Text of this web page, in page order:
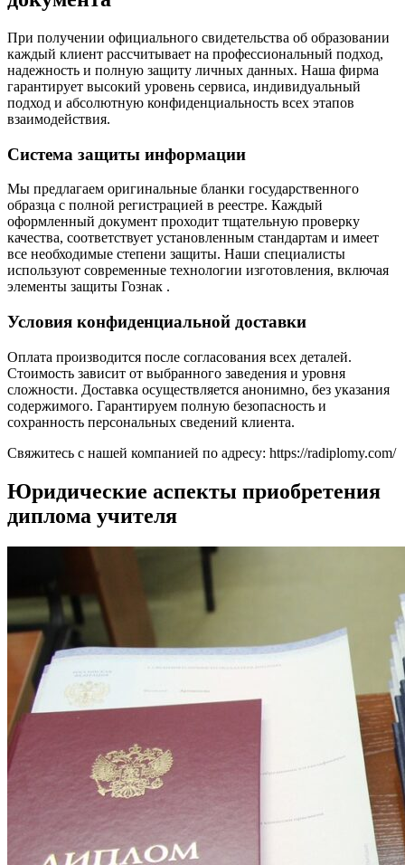
При получении официального свидетельства об образовании
каждый клиент рассчитывает на профессиональный подход,
надежность и полную защиту личных данных. Наша фирма
гарантирует высокий уровень сервиса, индивидуальный
подход и абсолютную конфиденциальность всех этапов
взаимодействия.
Система защиты информации
Мы предлагаем оригинальные бланки государственного
образца с полной регистрацией в реестре. Каждый
оформленный документ проходит тщательную проверку
качества, соответствует установленным стандартам и имеет
все необходимые степени защиты. Наши специалисты
используют современные технологии изготовления, включая
элементы защиты Гознак .
Условия конфиденциальной доставки
Оплата производится после согласования всех деталей.
Стоимость зависит от выбранного заведения и уровня
сложности. Доставка осуществляется анонимно, без указания
содержимого. Гарантируем полную безопасность и
сохранность персональных сведений клиента.
Свяжитесь с нашей компанией по адресу: https://radiplomy.com/
Юридические аспекты приобретения
диплома учителя